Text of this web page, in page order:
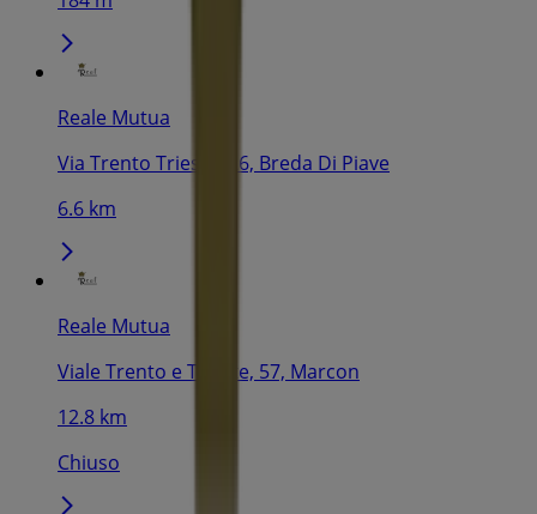
Reale Mutua
Via Trento Trieste, 26, Breda Di Piave
6.6 km
Reale Mutua
Viale Trento e Trieste, 57, Marcon
12.8 km
Chiuso